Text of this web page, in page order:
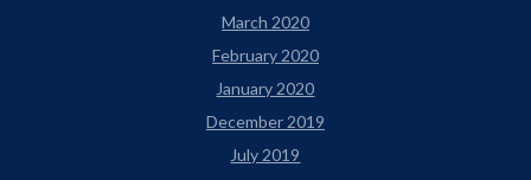
March 2020
February 2020
January 2020
December 2019
July 2019